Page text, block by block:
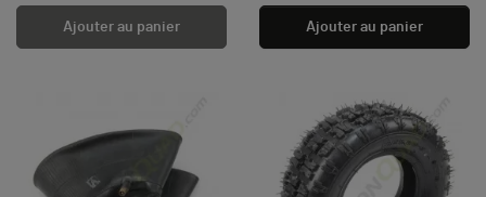
Ajouter au panier Ajouter au panier